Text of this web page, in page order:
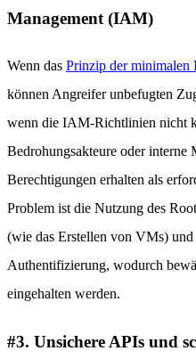
Management (IAM)
Wenn das Prinzip der minimalen
können Angreifer unbefugten
wenn die IAM-Richtlinien nicht
Bedrohungsakteure oder interne
Berechtigungen erhalten als
Problem ist die Nutzung des
(wie das Erstellen von VMs)
Authentifizierung, wodurch
eingehalten werden.
#3. Unsichere APIs und